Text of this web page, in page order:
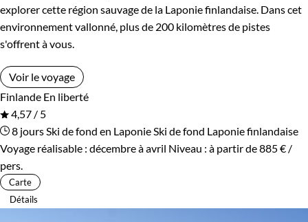
explorer cette région sauvage de la Laponie finlandaise. Dans cet
environnement vallonné, plus de 200 kilomètres de pistes
s'offrent à vous.
Voir le voyage
Finlande En liberté
4,57 / 5
8 joursSki de fond en LaponieSki de fond Laponie finlandaise
Voyage réalisable : décembre à avril Niveau : à partir de885 € /
pers.
Carte
Détails